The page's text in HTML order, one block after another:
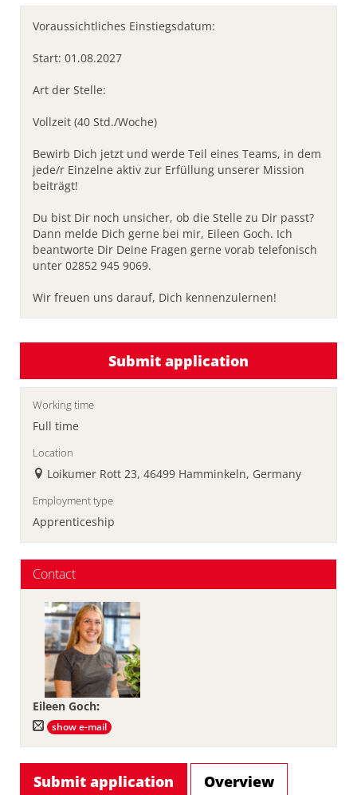
Voraussichtliches Einstiegsdatum:
Start: 01.08.2027
Art der Stelle:
Vollzeit (40 Std./Woche)
Bewirb Dich jetzt und werde Teil eines Teams, in dem
jede/r Einzelne aktiv zur Erfüllung unserer Mission
beiträgt!
Du bist Dir noch unsicher, ob die Stelle zu Dir passt?
Dann melde Dich gerne bei mir, Eileen Goch. Ich
beantworte Dir Deine Fragen gerne vorab telefonisch
unter 02852 945 9069.
Wir freuen uns darauf, Dich kennenzulernen!
Submit application
Working time
Full time
Location
Loikumer Rott 23, 46499 Hamminkeln, Germany
Employment type
Apprenticeship
Contact
Eileen Goch:
show e-mail
Submit application Overview